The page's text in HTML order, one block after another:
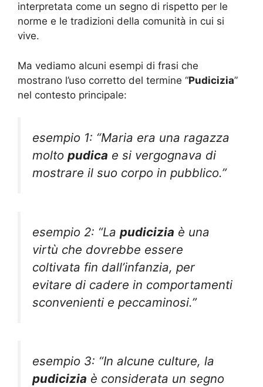
interpretata come un segno di rispetto per le
norme e le tradizioni della comunità in cui si
vive.
Ma vediamo alcuni esempi di frasi che
mostrano l’uso corretto del termine “Pudicizia”
nel contesto principale:
esempio 1: “Maria era una ragazza
molto pudica e si vergognava di
mostrare il suo corpo in pubblico.”
esempio 2: “La pudicizia è una
virtù che dovrebbe essere
coltivata fin dall’infanzia, per
evitare di cadere in comportamenti
sconvenienti e peccaminosi.”
esempio 3: “In alcune culture, la
pudicizia è considerata un segno